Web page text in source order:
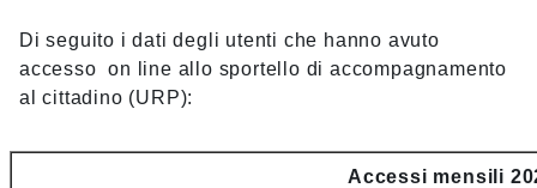
Di seguito i dati degli utenti che hanno avuto
accesso on line allo sportello di accompagnamento
al cittadino (URP):
Accessi mensili